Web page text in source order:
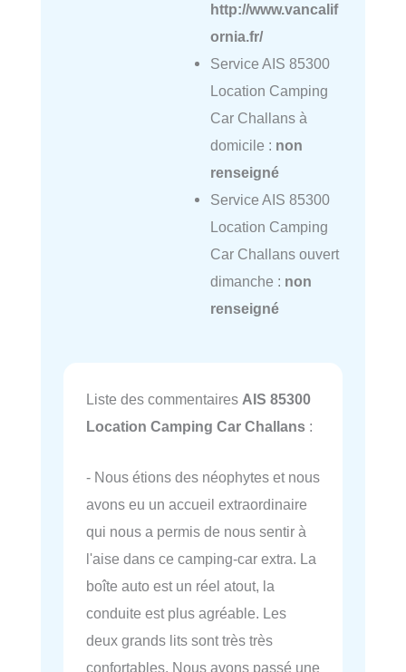
http://www.vancalif
ornia.fr/
Service AIS 85300
Location Camping
Car Challans à
domicile : non
renseigné
Service AIS 85300
Location Camping
Car Challans ouvert
dimanche : non
renseigné
Liste des commentaires AIS 85300
Location Camping Car Challans :
- Nous étions des néophytes et nous
avons eu un accueil extraordinaire
qui nous a permis de nous sentir à
l'aise dans ce camping-car extra. La
boîte auto est un réel atout, la
conduite est plus agréable. Les
deux grands lits sont très très
confortables. Nous avons passé une